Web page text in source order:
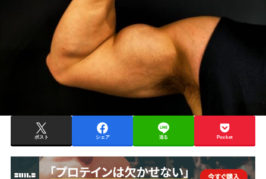
ポスト シェア 送る Pocket